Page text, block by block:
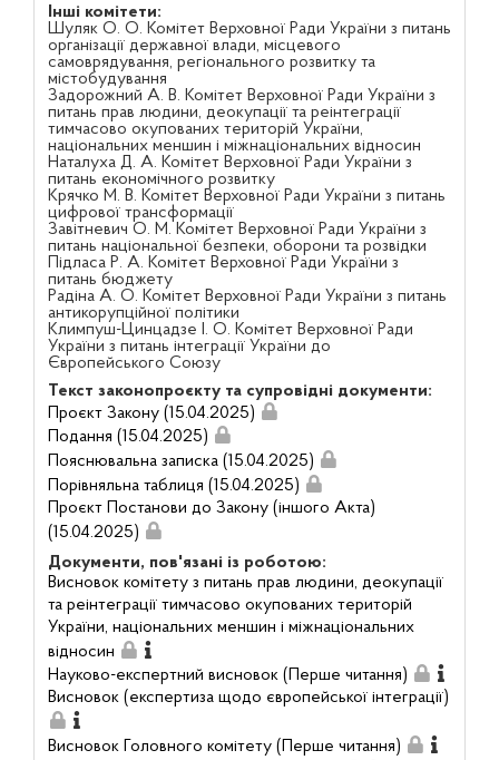
Інші комітети:
Шуляк О. О. Комітет Верховної Ради України з питань
організації державної влади, місцевого
самоврядування, регіонального розвитку та
містобудування
Задорожний А. В. Комітет Верховної Ради України з
питань прав людини, деокупації та реінтеграції
тимчасово окупованих територій України,
національних меншин і міжнаціональних відносин
Наталуха Д. А. Комітет Верховної Ради України з
питань економічного розвитку
Крячко М. В. Комітет Верховної Ради України з питань
цифрової трансформації
Завітневич О. М. Комітет Верховної Ради України з
питань національної безпеки, оборони та розвідки
Підласа Р. А. Комітет Верховної Ради України з
питань бюджету
Радіна А. О. Комітет Верховної Ради України з питань
антикорупційної політики
Климпуш-Цинцадзе І. О. Комітет Верховної Ради
України з питань інтеграції України до
Європейського Союзу
Текст законопроєкту та супровідні документи:
Проєкт Закону (15.04.2025)
Подання (15.04.2025)
Пояснювальна записка (15.04.2025)
Порівняльна таблиця (15.04.2025)
Проєкт Постанови до Закону (іншого Акта)
(15.04.2025)
Документи, пов'язані із роботою:
Висновок комітету з питань прав людини, деокупації
та реінтеграції тимчасово окупованих територій
України, національних меншин і міжнаціональних
відносин
Науково-експертний висновок (Перше читання)
Висновок (експертиза щодо європейської інтеграції)
Висновок Головного комітету (Перше читання)